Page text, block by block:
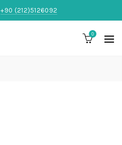
+90 (212)5126092
0